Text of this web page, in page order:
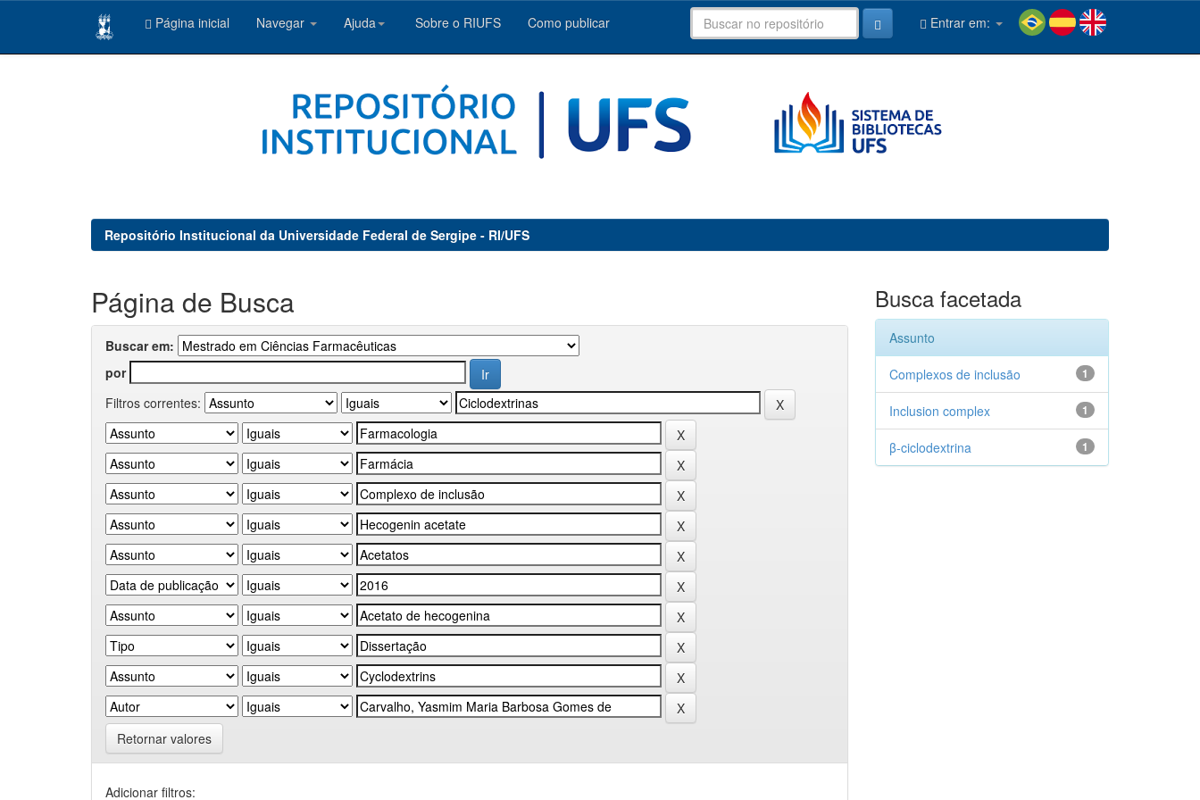
Página inicial Navegar Ajuda Sobre o RIUFS Como publicar Entrar em:
Repositório Institucional da Universidade Federal de Sergipe - RI/UFS
Página de Busca
Buscar em:
por
Filtros correntes:
Retornar valores
Adicionar filtros:
Busca facetada
Assunto
1
Complexos de inclusão
1
Inclusion complex
1
β-ciclodextrina